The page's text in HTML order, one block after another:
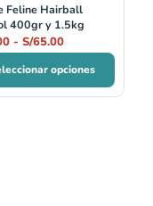
Feline Hairball
400gr y 1.5kg
- S/65.00
opciones